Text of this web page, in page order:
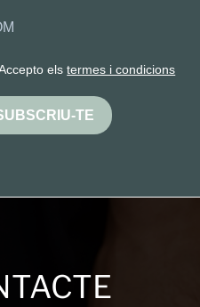
elstermes i condicions
TE